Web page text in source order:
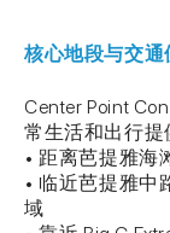
核心地段与交通
Center Point
常生活和出行提
• 距离芭提雅海
• 临近芭提雅中
域